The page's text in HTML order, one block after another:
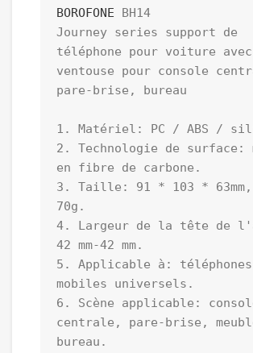
BOROFONE BH14
Journey series support de
téléphone pour voiture avec
ventouse pour console
pare-brise, bureau
1. Matériel: PC / ABS /
2. Technologie de surface:
en fibre de carbone.
3. Taille: 91 * 103 *
70g.
4. Largeur de la tête de
42 mm-42 mm.
5. Applicable à: téléphones
mobiles universels.
6. Scène applicable:
centrale, pare-brise,
bureau.